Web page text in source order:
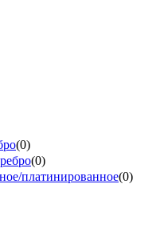
(0)
(0)
платинированное(0)